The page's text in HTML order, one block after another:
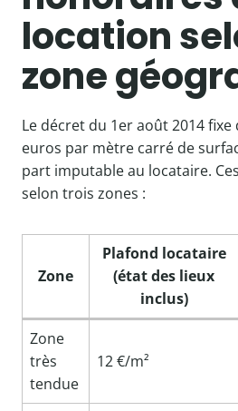
location
zone
Le décret du 1er août 2014 fixe
euros par mètre carré de
part imputable au locataire.
selon trois zones :
Zone
Plafond locataire
(état des lieux
inclus)
Zone
très
tendue
12 €/m²